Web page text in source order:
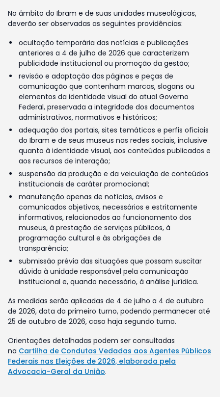
No âmbito do Ibram e de suas unidades museológicas,
deverão ser observadas as seguintes providências:
ocultação temporária das notícias e publicações
anteriores a 4 de julho de 2026 que caracterizem
publicidade institucional ou promoção da gestão;
revisão e adaptação das páginas e peças de
comunicação que contenham marcas, slogans ou
elementos da identidade visual do atual Governo
Federal, preservada a integridade dos documentos
administrativos, normativos e históricos;
adequação dos portais, sites temáticos e perfis oficiais
do Ibram e de seus museus nas redes sociais, inclusive
quanto à identidade visual, aos conteúdos publicados e
aos recursos de interação;
suspensão da produção e da veiculação de conteúdos
institucionais de caráter promocional;
manutenção apenas de notícias, avisos e
comunicados objetivos, necessários e estritamente
informativos, relacionados ao funcionamento dos
museus, à prestação de serviços públicos, à
programação cultural e às obrigações de
transparência;
submissão prévia das situações que possam suscitar
dúvida à unidade responsável pela comunicação
institucional e, quando necessário, à análise jurídica.
As medidas serão aplicadas de 4 de julho a 4 de outubro
de 2026, data do primeiro turno, podendo permanecer até
25 de outubro de 2026, caso haja segundo turno.
Orientações detalhadas podem ser consultadas
na Cartilha de Condutas Vedadas aos Agentes Públicos
Federais nas Eleições de 2026, elaborada pela
Advocacia-Geral da União.